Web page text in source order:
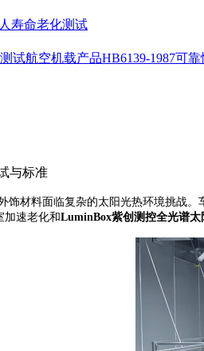
寿命老化测试
试航空机载产品HB6139-1987可
与标准
饰材料面临复杂的太阳光热环境挑战
加速老化和LuminBox紫创测控全光谱太